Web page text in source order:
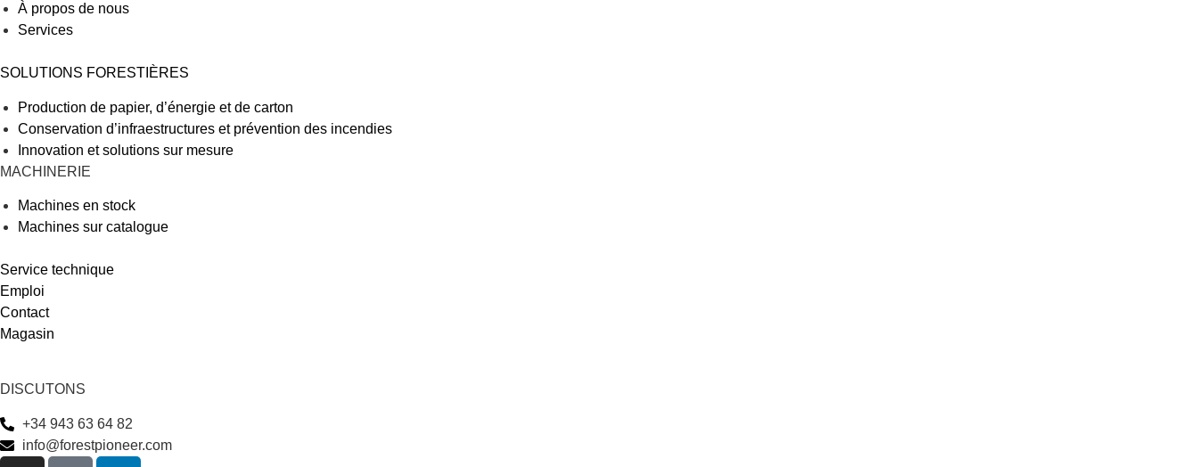
À propos de nous
Services
SOLUTIONS FORESTIÈRES
Production de papier, d’énergie et de carton
Conservation d’infraestructures et prévention des incendies
Innovation et solutions sur mesure
MACHINERIE
Machines en stock
Machines sur catalogue
Service technique
Emploi
Contact
Magasin
DISCUTONS
+34 943 63 64 82
info@forestpioneer.com